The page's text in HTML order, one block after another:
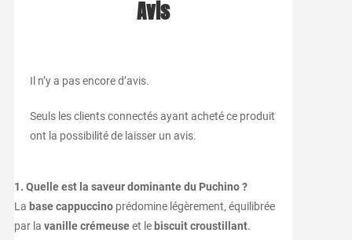
Avis
Il n’y a pas encore d’avis.
Seuls les clients connectés ayant acheté ce produit
ont la possibilité de laisser un avis.
1. Quelle est la saveur dominante du Puchino ?
La base cappuccinoprédomine légèrement, équilibrée
par la vanille crémeuseet le biscuit croustillant.